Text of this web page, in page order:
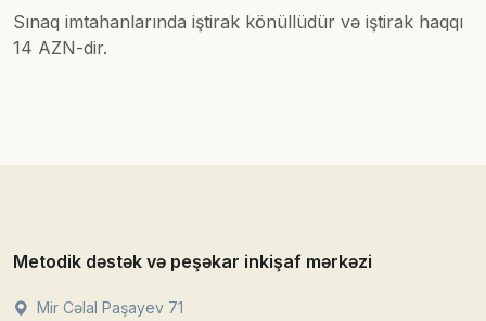
Sınaq imtahanlarında iştirak könüllüdür və iştirak haqqı
14 AZN-dir.
Metodik dəstək və peşəkar inkişaf mərkəzi
Mir Cəlal Paşayev 71